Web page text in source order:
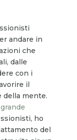
andare in
che
dalle
con i
il
della mente.
ho
del